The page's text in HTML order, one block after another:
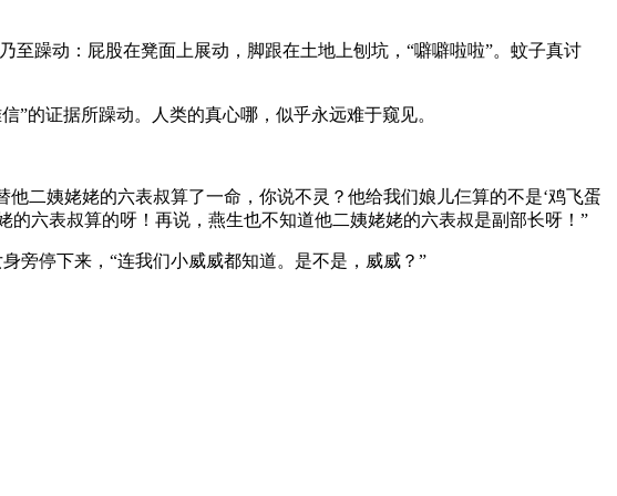
至躁动：屁股在凳面上展动，脚跟在土地上刨坑，“噼噼啦啦”。蚊子真讨
”的证据所躁动。人类的真心哪，似乎永远难于窥见。
二姨姥姥的六表叔算了一命，你说不灵？他给我们娘儿仨算的不是‘鸡飞蛋
的六表叔算的呀！再说，燕生也不知道他二姨姥姥的六表叔是副部长呀！”
旁停下来，“连我们小威威都知道。是不是，威威？”